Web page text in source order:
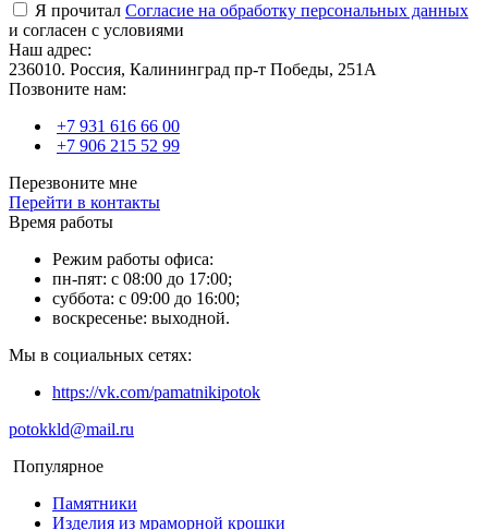
Я прочитал Согласие на обработку персональных данных
и согласен с условиями
Наш адрес:
236010. Россия, Калининград пр-т Победы, 251А
Позвоните нам:
+7 931 616 66 00
+7 906 215 52 99
Перезвоните мне
Перейти в контакты
Время работы
Режим работы офиса:
пн-пят: с 08:00 до 17:00;
суббота: с 09:00 до 16:00;
воскресенье: выходной.
Мы в социальных сетях:
https://vk.com/pamatnikipotok
potokkld@mail.ru
Популярное
Памятники
Изделия из мраморной крошки